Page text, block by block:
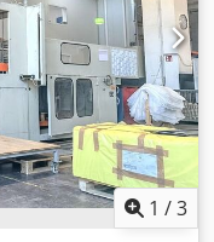
1 /3